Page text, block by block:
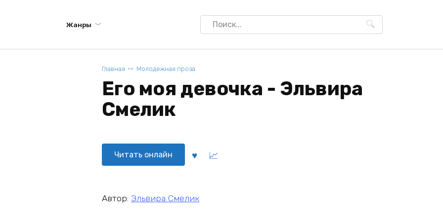
Жанры
Search
for:
Главная Молодежная проза
Его моя девочка - Эльвира
Смелик
Читать онлайн
Автор: Эльвира Смелик